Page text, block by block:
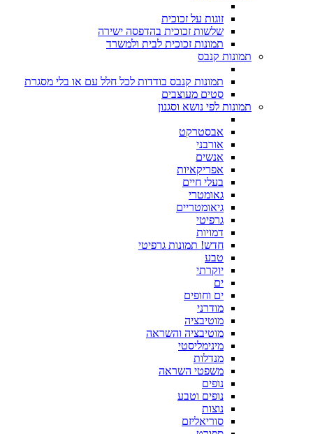
זוגות על זכוכית
שלשות זכוכית בהדפסה ישירה
תמונות זכוכית לבית ולמשרד
תמונות קנבס
תמונות קנבס בודדות לכל חלל עם או בלי מסגרת
סטים מעוצבים
תמונות לפי נושא וסגנון
אבסטרקט
אורבני
אנשים
אפריקאיות
בעלי חיים
גאומטרי
גיאומטריים
גרפיטי
דמויות
חדש! תמונות גרפיטי
טבע
יוקרתי
ים
ים וחופים
מודרני
מוטיבציה
מוטיבציה והשראה
מינימליסטי
מנדלות
משפטי השראה
נופים
נופים וטבע
נוצות
סוריאליזם